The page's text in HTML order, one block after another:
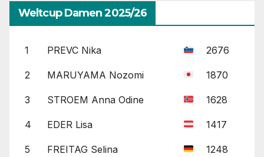
Weltcup Damen 2025/26
1 PREVC Nika 2676
2 MARUYAMA Nozomi 1870
3 STROEM Anna Odine 1628
4 EDER Lisa 1417
5 FREITAG Selina 1248